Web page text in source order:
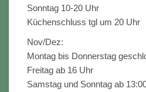
Sonntag 10-20 Uhr
Küchenschluss tgl um 20 Uhr
Nov/Dez:
Montag bis Donnerstag
Freitag ab 16 Uhr
Samstag und Sonntag ab